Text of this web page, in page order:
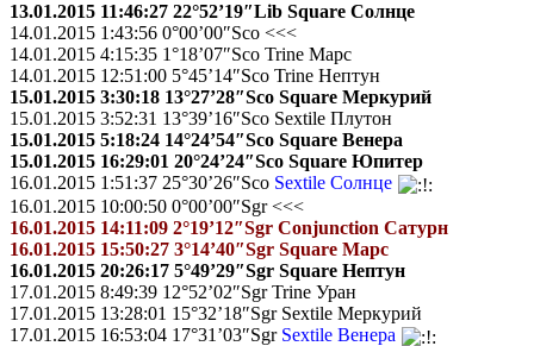
13.01.2015 11:46:27 22°52’19″Lib Square Солнце
14.01.2015 1:43:56 0°00’00″Sco <<<
14.01.2015 4:15:35 1°18’07″Sco Trine Марс
14.01.2015 12:51:00 5°45’14″Sco Trine Нептун
15.01.2015 3:30:18 13°27’28″Sco Square Меркурий
15.01.2015 3:52:31 13°39’16″Sco Sextile Плутон
15.01.2015 5:18:24 14°24’54″Sco Square Венера
15.01.2015 16:29:01 20°24’24″Sco Square Юпитер
16.01.2015 1:51:37 25°30’26″Sco Sextile Солнце
16.01.2015 10:00:50 0°00’00″Sgr <<<
16.01.2015 14:11:09 2°19’12″Sgr Conjunction Сатурн
16.01.2015 15:50:27 3°14’40″Sgr Square Марс
16.01.2015 20:26:17 5°49’29″Sgr Square Нептун
17.01.2015 8:49:39 12°52’02″Sgr Trine Уран
17.01.2015 13:28:01 15°32’18″Sgr Sextile Меркурий
17.01.2015 16:53:04 17°31’03″Sgr Sextile Венера